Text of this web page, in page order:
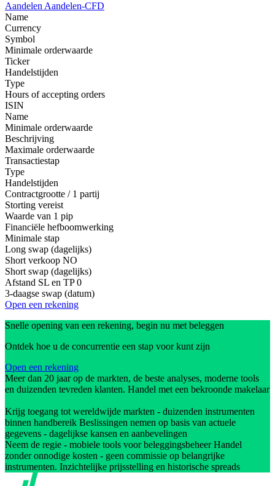
Aandelen Aandelen-CFD
Name
Currency
Symbol
Minimale orderwaarde
Ticker
Handelstijden
Type
Hours of accepting orders
ISIN
Name
Minimale orderwaarde
Beschrijving
Maximale orderwaarde
Transactiestap
Type
Handelstijden
Contractgrootte / 1 partij
Storting vereist
Waarde van 1 pip
Financiële hefboomwerking
Minimale stap
Long swap (dagelijks)
Short verkoop NO
Short swap (dagelijks)
Afstand SL en TP 0
3-daagse swap (datum)
Open een rekening
Snelle opening van een rekening, begin nu met beleggen
Ontdek hoe u de concurrentie een stap voor kunt zijn
Open een rekening
Meer dan 20 jaar op de markten, de beste analyses, moderne tools
en duizenden tevreden klanten. Handel met een bekroonde makelaar
Krijg toegang tot wereldwijde markten - duizenden instrumenten
binnen handbereik Beslissingen nemen op basis van actuele
gegevens - dagelijkse kansen en aanbevelingen
Neem de regie - mobiele tools voor beleggingsbeheer Handel
zonder onnodige kosten - geen commissie op belangrijke
instrumenten. Inzichtelijke prijsstelling en historische spreads